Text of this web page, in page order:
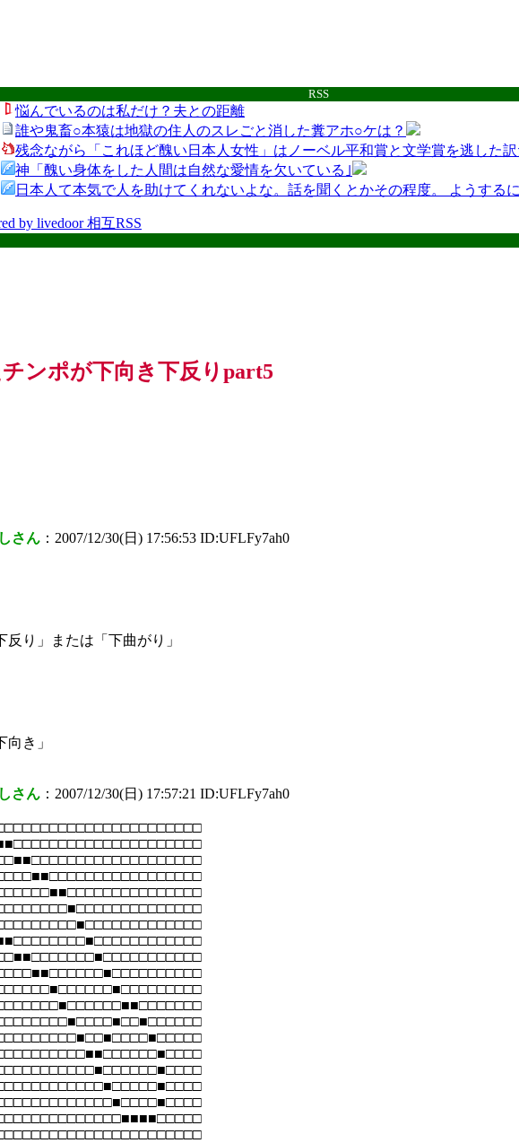
RSS
悩んでいるのは私だけ？夫との距離
誰や鬼畜○本猿は地獄の住人のスレごと消した糞アホ○ケは？
残念ながら「これほど醜い日本人女性」はノーベル平和賞と文学賞を逃した
神「醜い身体をした人間は自然な愛情を欠いている｣
日本人て本気で人を助けてくれないよな。話を聞くとかその程度。 ようするに
by livedoor 相互RSS
ンポが下向き下反りpart5
さん ：2007/12/30(日) 17:56:53 ID:UFLFy7ah0
反り」または「下曲がり」
「下向き」
さん ：2007/12/30(日) 17:57:21 ID:UFLFy7ah0